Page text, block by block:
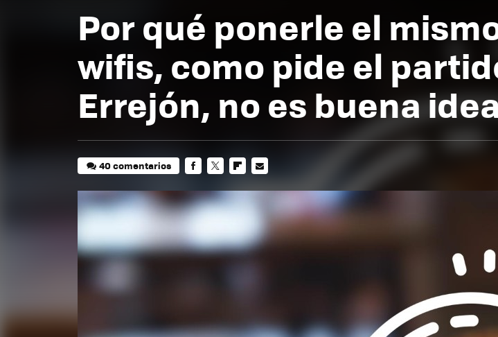
Por qué ponerle el
wifis, como pide el
Errejón, no es buena
40 comentarios